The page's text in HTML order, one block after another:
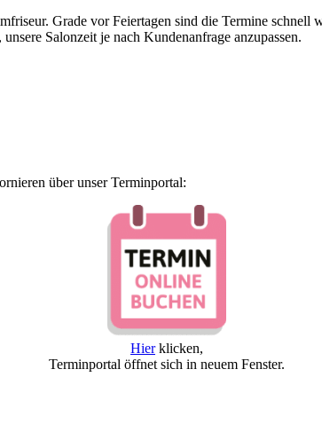
Grade vor Feiertagen sind die Termine schnell
Salonzeit je nach Kundenanfrage anzupassen.
über unser Terminportal:
Hierklicken,
Terminportal öffnet sich in neuem Fenster.